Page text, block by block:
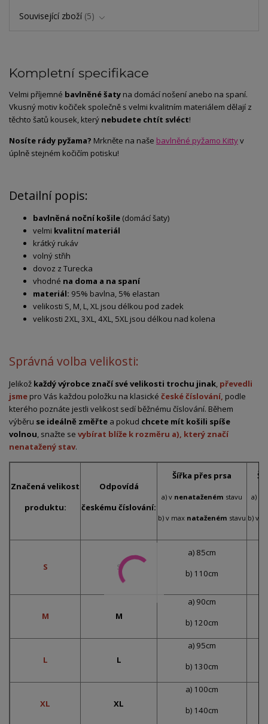
Související zboží 5
Kompletní specifikace
Velmi příjemné bavlněné šaty na domácí nošení anebo na spaní.
Vkusný motiv kočiček společně s velmi kvalitním materiálem dělají z
těchto šatů kousek, který nebudete chtít svléct!
Nosíte rády pyžama? Mrkněte na naše bavlněné pyžamo Kittyv
úplně stejném kočičím potisku!
Detailní popis:
bavlněná noční košile (domácí šaty)
velmi kvalitní materiál
krátký rukáv
volný střih
dovoz z Turecka
vhodné na doma a na spaní
materiál: 95% bavlna, 5% elastan
velikosti S, M, L, XL jsou délkou pod zadek
velikosti 2XL, 3XL, 4XL, 5XL jsou délkou nad kolena
Správná volba velikosti:
Jelikož každý výrobce značí své velikosti trochu jinak, převedli
jsme pro Vás každou položku na klasické české číslování, podle
kterého poznáte jestli velikost sedí běžnému číslování. Během
výběru se ideálně změřte a pokud chcete mít košili spíše
volnou, snažte se vybírat blíže k rozměru a), který značí
nenatažený stav.
Značená velikost
produktu:
Odpovídá
českému číslování:
Šířka přes prsa
a) v nenataženém stavu
b) v max nataženém stavu
a) v
b) v
S S
a) 85cm
b) 110cm
M M
a) 90cm
b) 120cm
L L
a) 95cm
b) 130cm
XL XL
a) 100cm
b) 140cm